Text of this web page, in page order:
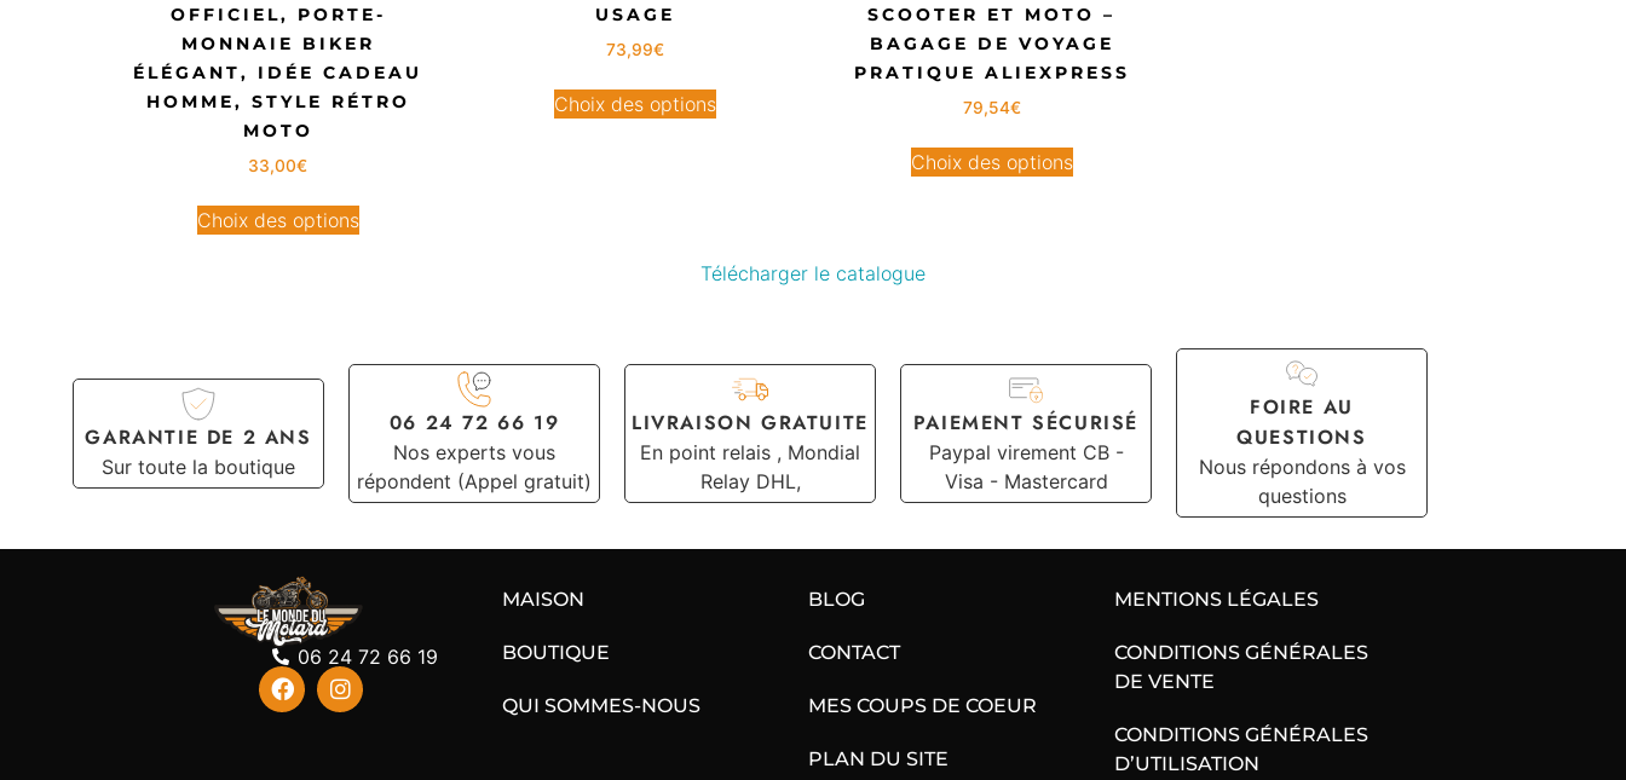
OFFICIEL, PORTE-
MONNAIE BIKER
ÉLÉGANT, IDÉE CADEAU
HOMME, STYLE RÉTRO
MOTO
33,00€
Choix des options
USAGE
73,99€
Choix des options
SCOOTER ET MOTO –
BAGAGE DE VOYAGE
PRATIQUE ALIEXPRESS
79,54€
Choix des options
Télécharger le catalogue
GARANTIE DE 2 ANS
Sur toute la boutique
06 24 72 66 19
Nos experts vous
répondent (Appel gratuit)
LIVRAISON GRATUITE
En point relais , Mondial
Relay DHL,
PAIEMENT SÉCURISÉ
Paypal virement CB -
Visa - Mastercard
FOIRE AU
QUESTIONS
Nous répondons à vos
questions
06 24 72 66 19
MAISON
BOUTIQUE
QUI SOMMES-NOUS
BLOG
CONTACT
MES COUPS DE COEUR
PLAN DU SITE
MENTIONS LÉGALES
CONDITIONS GÉNÉRALES
DE VENTE
CONDITIONS GÉNÉRALES
D’UTILISATION